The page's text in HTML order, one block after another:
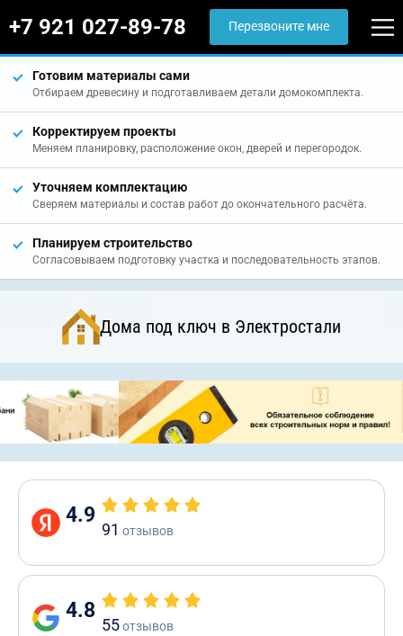
+7 921 027-89-78 Перезвоните мне
Готовим материалы сами
Отбираем древесину и подготавливаем детали домокомплекта.
Корректируем проекты
Меняем планировку, расположение окон, дверей и перегородок.
Уточняем комплектацию
Сверяем материалы и состав работ до окончательного расчёта.
Планируем строительство
Согласовываем подготовку участка и последовательность этапов.
Дома под ключ в Электростали
4.9
91 отзывов
4.8
55отзывов